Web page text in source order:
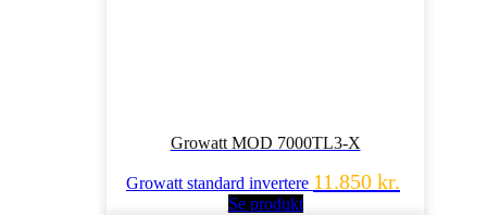
Growatt MOD 7000TL3-X
Growatt standard invertere 11.850 kr.
Se produkt